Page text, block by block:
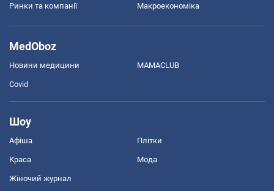
Ринки та компанії Макроекономіка
MedOboz
Новини медицини MAMACLUB
Covid
Шоу
Афіша Плітки
Краса Мода
Жіночий журнал